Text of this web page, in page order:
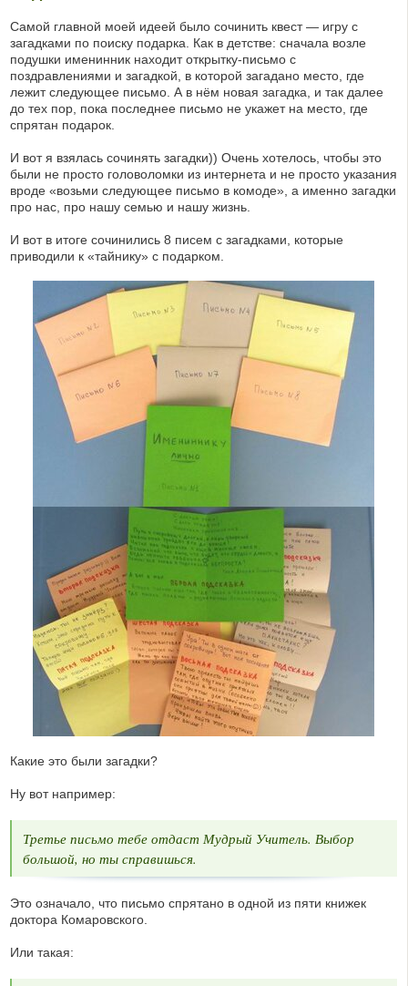
Самой главной моей идеей было сочинить квест — игру с
загадками по поиску подарка. Как в детстве: сначала возле
подушки именинник находит открытку-письмо с
поздравлениями и загадкой, в которой загадано место, где
лежит следующее письмо. А в нём новая загадка, и так далее
до тех пор, пока последнее письмо не укажет на место, где
спрятан подарок.
И вот я взялась сочинять загадки)) Очень хотелось, чтобы это
были не просто головоломки из интернета и не просто указания
вроде «возьми следующее письмо в комоде», а именно загадки
про нас, про нашу семью и нашу жизнь.
И вот в итоге сочинились 8 писем с загадками, которые
приводили к «тайнику» с подарком.
Какие это были загадки?
Ну вот например:
Третье письмо тебе отдаст Мудрый Учитель. Выбор
большой, но ты справишься.
Это означало, что письмо спрятано в одной из пяти книжек
доктора Комаровского.
Или такая: